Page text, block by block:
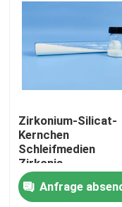
Produkte
Über uns
Zirkonium-Silicat-
Kernchen
Schleifmedien
Zirkonia-
Keramikkugeln
Anfrage